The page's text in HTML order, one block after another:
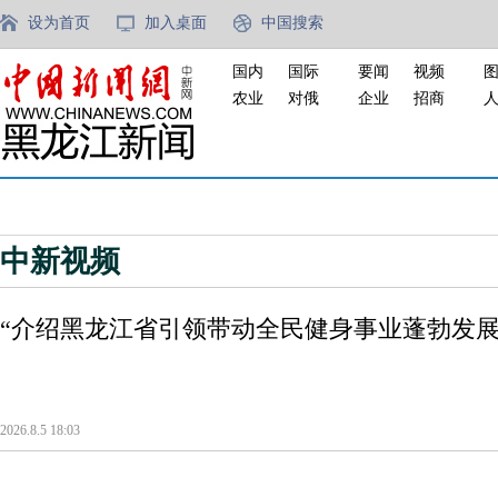
设为首页 加入桌面 中国搜索
国内
国际
农业
对俄
要闻
视频
企业
招商
中新视频
“介绍黑龙江省引领带动全民健身事业蓬勃发
2026.8.5 18:03